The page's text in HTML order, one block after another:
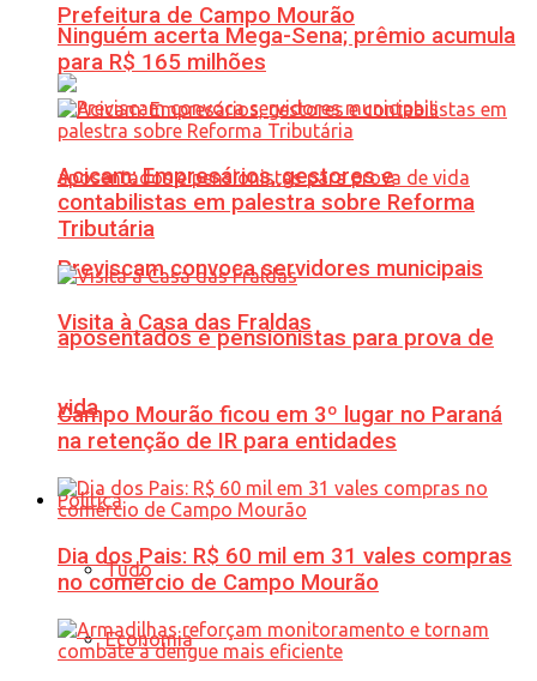
Prefeitura de Campo Mourão
Previscam convoca servidores municipais
aposentados e pensionistas para prova de
vida
Política
Tudo
Economia
Ninguém acerta Mega-Sena; prêmio acumula
para R$ 165 milhões
Acicam: Empresários, gestores e
contabilistas em palestra sobre Reforma
Tributária
Visita à Casa das Fraldas
Campo Mourão ficou em 3º lugar no Paraná
na retenção de IR para entidades
Dia dos Pais: R$ 60 mil em 31 vales compras
no comércio de Campo Mourão